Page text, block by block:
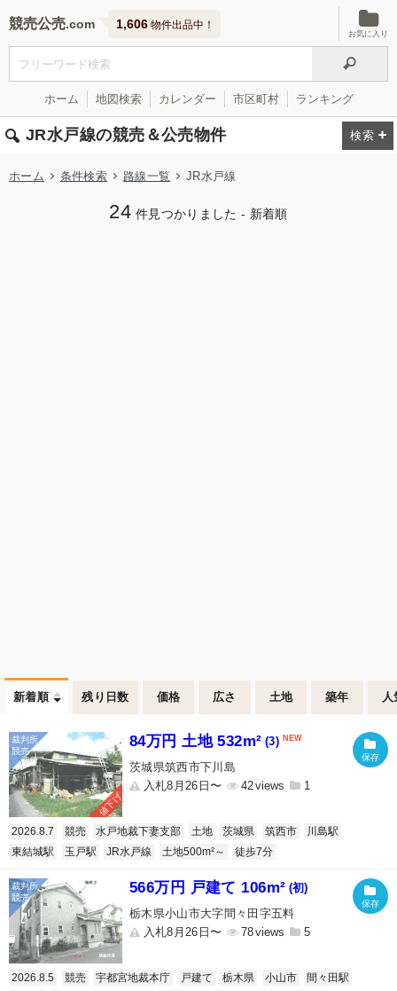
競売公売 1,606 物件出品中！
お気に入り
ホーム 地図検索 カレンダー 市区町村 ランキング
JR水戸線の競売＆公売物件
ホーム 条件検索 路線一覧 JR水戸線
24 件見つかりました - 新着順
新着順 残り日数 価格 広さ 土地 築年 人
値下げ
84万円 土地 532m² (3)
茨城県筑西市下川島
入札8月26日〜
42 1
2026.8.7 競売 水戸地裁下妻支部 土地 茨城県 筑西市
川島駅
東結城駅
玉戸駅 JR水戸線 土地500m²～ 徒歩7分
566万円 戸建て 106m² (初)
栃木県小山市大字間々田字五料
入札8月26日〜
78 5
2026.8.5 競売 宇都宮地裁本庁 戸建て 栃木県 小山市
間々田駅